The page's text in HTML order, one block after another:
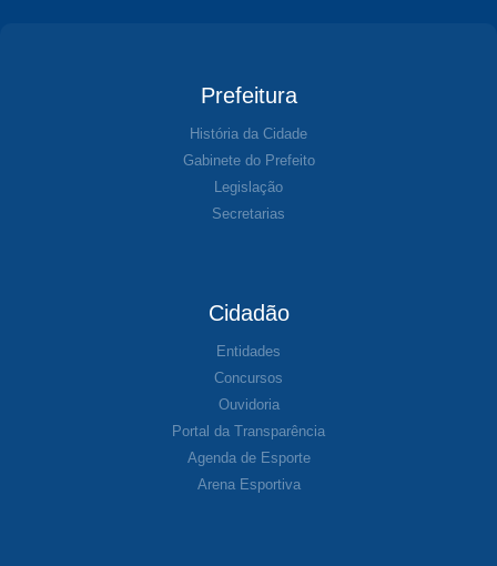
Prefeitura
História da Cidade
Gabinete do Prefeito
Legislação
Secretarias
Cidadão
Entidades
Concursos
Ouvidoria
Portal da Transparência
Agenda de Esporte
Arena Esportiva